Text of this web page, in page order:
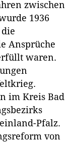
zwischen
1936
die
Ansprüche
waren.
im Kreis Bad
Pfalz.
von